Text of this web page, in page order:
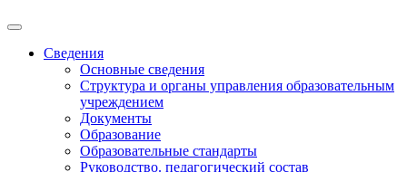
Сведения
Основные сведения
Структура и органы управления образовательным
учреждением
Документы
Образование
Образовательные стандарты
Руководство. педагогический состав